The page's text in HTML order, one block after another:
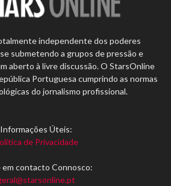
independente dos poderes
submetendo a grupos de pressão e
aberto à livre discussão. O StarsOnline
Portuguesa cumprindo as normas
do jornalismo profissional.
Informações Úteis:
de Privacidade
em contacto Connosco: